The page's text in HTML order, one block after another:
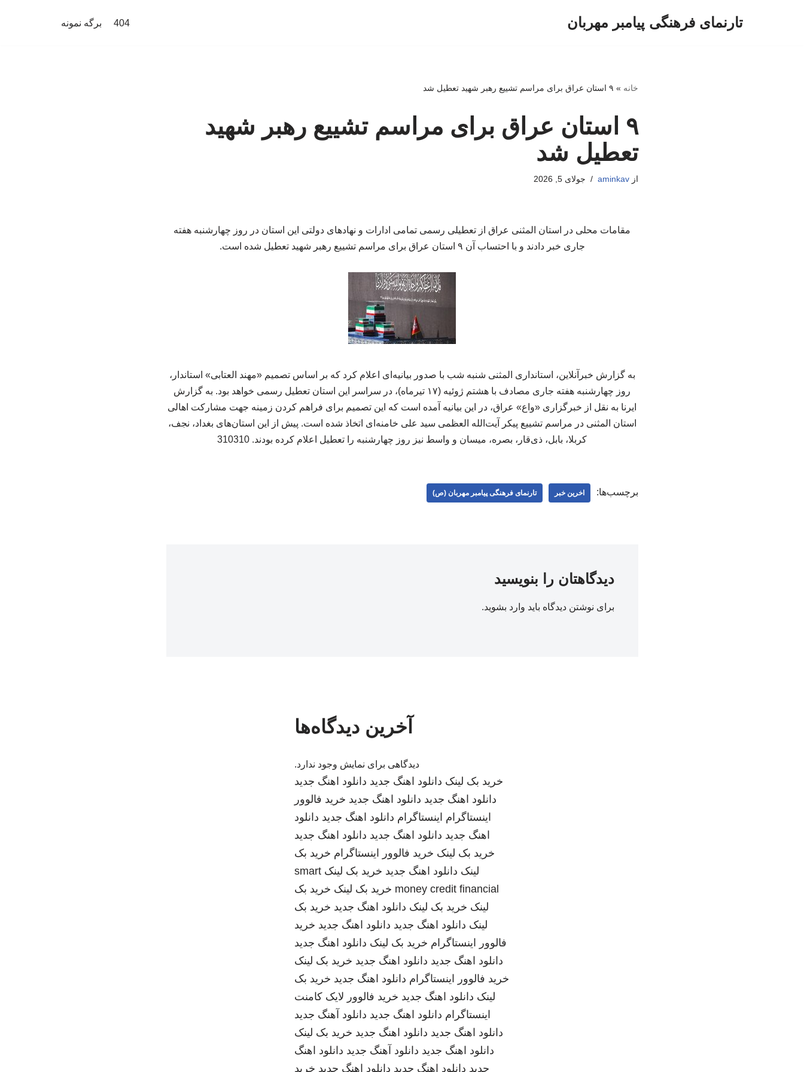
تارنمای فرهنگی پیامبر مهربان 404 برگه نمونه
خانه » ۹ استان عراق برای مراسم تشییع رهبر شهید تعطیل شد
۹ استان عراق برای مراسم تشییع رهبر شهید
تعطیل شد
ازaminkav جولای 5, 2026
مقامات محلی در استان المثنی عراق از تعطیلی رسمی تمامی ادارات و نهادهای دولتی این استان در روز چهارشنبه هفته
جاری خبر دادند و با احتساب آن ۹ استان عراق برای مراسم تشییع رهبر شهید تعطیل شده است.
به گزارش خبرآنلاین، استانداری المثنی شنبه شب با صدور بیانیه‌ای اعلام کرد که بر اساس تصمیم «مهند العتابی» استاندار،
روز چهارشنبه هفته جاری مصادف با هشتم ژوئیه (۱۷ تیرماه)، در سراسر این استان تعطیل رسمی خواهد بود. به گزارش
ایرنا به نقل از خبرگزاری «واع» عراق، در این بیانیه آمده است که این تصمیم برای فراهم کردن زمینه جهت مشارکت اهالی
استان المثنی در مراسم تشییع پیکر آیت‌الله العظمی سید علی خامنه‌ای اتخاذ شده است. پیش از این استان‌های بغداد، نجف،
کربلا، بابل، ذی‌قار، بصره، میسان و واسط نیز روز چهارشنبه را تعطیل اعلام کرده بودند. 310310
برچسب‌ها: اخرین خبر تارنمای فرهنگی پیامبر مهربان (ص)
دیدگاهتان را بنویسید
برای نوشتن دیدگاه باید وارد بشوید.
آخرین دیدگاه‌ها
دیدگاهی برای نمایش وجود ندارد.
خرید بک لینک دانلود اهنگ جدید دانلود اهنگ جدید
دانلود اهنگ جدید دانلود اهنگ جدید خرید فالوور
اینستاگرام اینستاگرام دانلود اهنگ جدید دانلود
اهنگ جدید دانلود اهنگ جدید دانلود اهنگ جدید
خرید بک لینک خرید فالوور اینستاگرام خرید بک
لینک دانلود اهنگ جدید خرید بک لینک smart
money credit financial خرید بک لینک خرید بک
لینک خرید بک لینک دانلود اهنگ جدید خرید بک
لینک دانلود اهنگ جدید دانلود اهنگ جدید خرید
فالوور اینستاگرام خرید بک لینک دانلود اهنگ جدید
دانلود اهنگ جدید دانلود اهنگ جدید خرید بک لینک
خرید فالوور اینستاگرام دانلود اهنگ جدید خرید بک
لینک دانلود اهنگ جدید خرید فالوور لایک کامنت
اینستاگرام دانلود اهنگ جدید دانلود آهنگ جدید
دانلود اهنگ جدید دانلود اهنگ جدید خرید بک لینک
دانلود اهنگ جدید دانلود آهنگ جدید دانلود اهنگ
جدید دانلود اهنگ جدید دانلود اهنگ جدید خرید